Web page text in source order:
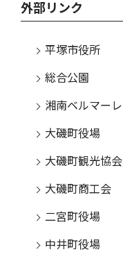
外部リンク
平塚市役所
総合公園
湘南ベルマーレ
大磯町役場
大磯町観光協会
大磯町商工会
二宮町役場
中井町役場